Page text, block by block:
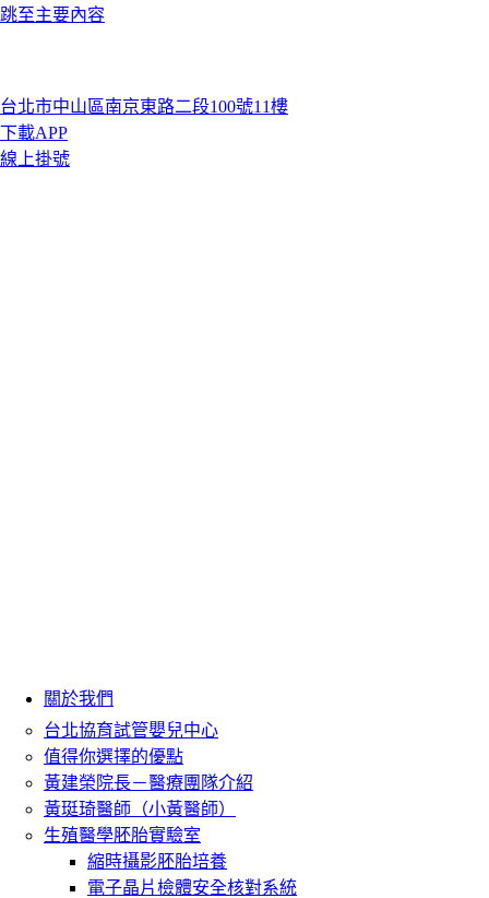
跳至主要內容
台北市中山區南京東路二段100號11樓
下載APP
線上掛號
關於我們
台北協育試管嬰兒中心
值得你選擇的優點
黃建榮院長－醫療團隊介紹
黃珽琦醫師（小黃醫師）
生殖醫學胚胎實驗室
縮時攝影胚胎培養
電子晶片檢體安全核對系統